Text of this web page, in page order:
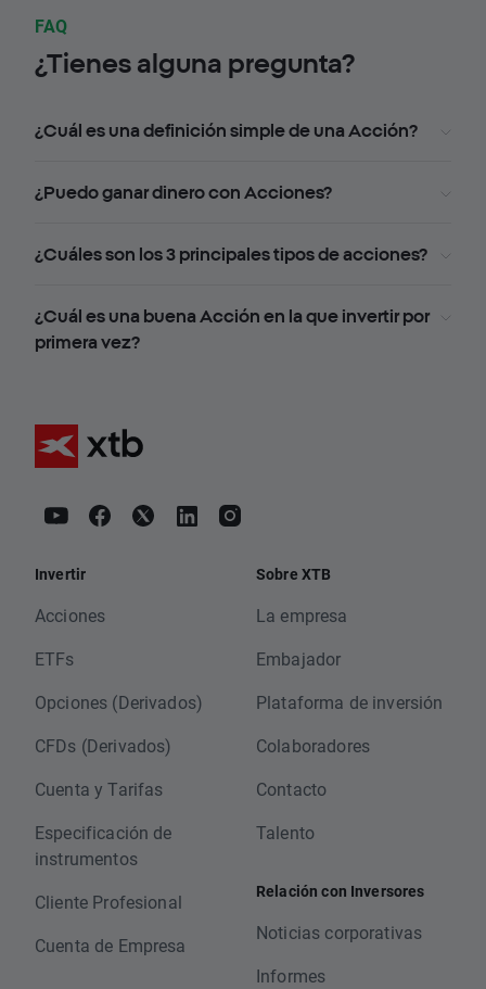
FAQ
¿Tienes alguna pregunta?
¿Cuál es una definición simple de una Acción?
¿Puedo ganar dinero con Acciones?
¿Cuáles son los 3 principales tipos de acciones?
¿Cuál es una buena Acción en la que invertir por
primera vez?
Invertir
Acciones
ETFs
Opciones (Derivados)
CFDs (Derivados)
Cuenta y Tarifas
Especificación de
instrumentos
Cliente Profesional
Cuenta de Empresa
Sobre XTB
La empresa
Embajador
Plataforma de inversión
Colaboradores
Contacto
Talento
Relación con Inversores
Noticias corporativas
Informes